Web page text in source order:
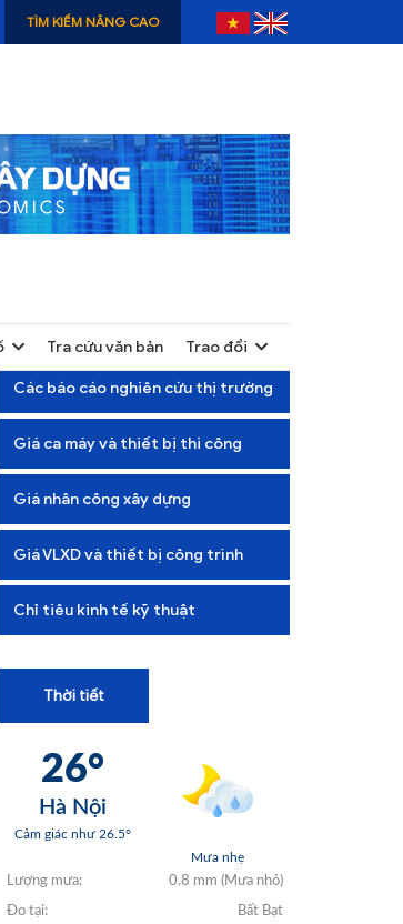
TÌM KIẾM NÂNG CAO
Tra cứu văn bản Trao đổi
Các báo cáo nghiên cứu thị trường
Giá ca máy và thiết bị thi công
Giá nhân công xây dựng
Giá VLXD và thiết bị công trình
Chỉ tiêu kinh tế kỹ thuật
Thời tiết